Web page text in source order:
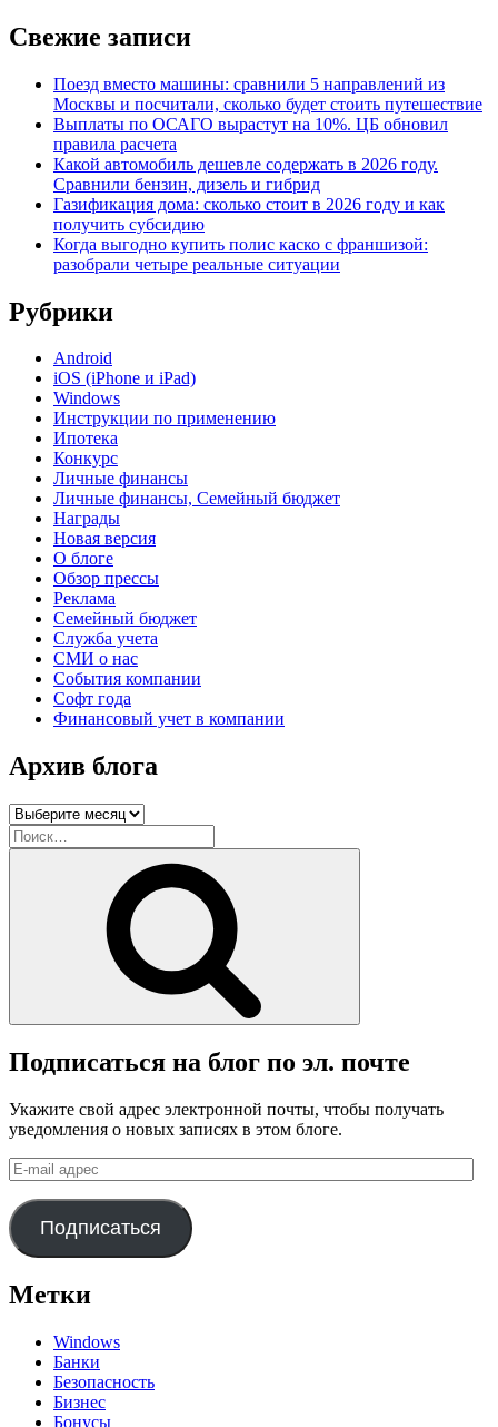
Свежие записи
Поезд вместо машины: сравнили 5 направлений из
Москвы и посчитали, сколько будет стоить путешествие
Выплаты по ОСАГО вырастут на 10%. ЦБ обновил
правила расчета
Какой автомобиль дешевле содержать в 2026 году.
Сравнили бензин, дизель и гибрид
Газификация дома: сколько стоит в 2026 году и как
получить субсидию
Когда выгодно купить полис каско с франшизой:
разобрали четыре реальные ситуации
Рубрики
Android
iOS (iPhone и iPad)
Windows
Инструкции по применению
Ипотека
Конкурс
Личные финансы
Личные финансы, Семейный бюджет
Награды
Новая версия
О блоге
Обзор прессы
Реклама
Семейный бюджет
Служба учета
СМИ о нас
События компании
Софт года
Финансовый учет в компании
Архив блога
Архив
блога
Искать:
Подписаться на блог по эл. почте
Укажите свой адрес электронной почты, чтобы получать
уведомления о новых записях в этом блоге.
E-
mail
адрес
Подписаться
Метки
Windows
Банки
Безопасность
Бизнес
Бонусы